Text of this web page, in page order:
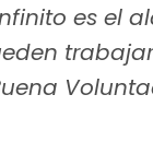
es el